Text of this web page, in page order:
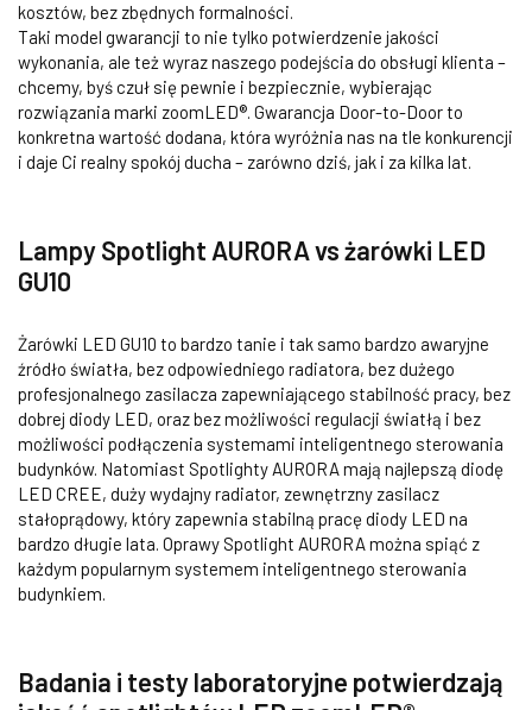
kosztów, bez zbędnych formalności.
Taki model gwarancji to nie tylko potwierdzenie jakości
wykonania, ale też wyraz naszego podejścia do obsługi klienta –
chcemy, byś czuł się pewnie i bezpiecznie, wybierając
rozwiązania marki zoomLED®. Gwarancja Door-to-Door to
konkretna wartość dodana, która wyróżnia nas na tle konkurencji
i daje Ci realny spokój ducha – zarówno dziś, jak i za kilka lat.
Lampy Spotlight AURORA vs żarówki LED
GU10
Żarówki LED GU10 to bardzo tanie i tak samo bardzo awaryjne
źródło światła, bez odpowiedniego radiatora, bez dużego
profesjonalnego zasilacza zapewniającego stabilność pracy, bez
dobrej diody LED, oraz bez możliwości regulacji światłą i bez
możliwości podłączenia systemami inteligentnego sterowania
budynków. Natomiast Spotlighty AURORA mają najlepszą diodę
LED CREE, duży wydajny radiator, zewnętrzny zasilacz
stałoprądowy, który zapewnia stabilną pracę diody LED na
bardzo długie lata. Oprawy Spotlight AURORA można spiąć z
każdym popularnym systemem inteligentnego sterowania
budynkiem.
Badania i testy laboratoryjne potwierdzają